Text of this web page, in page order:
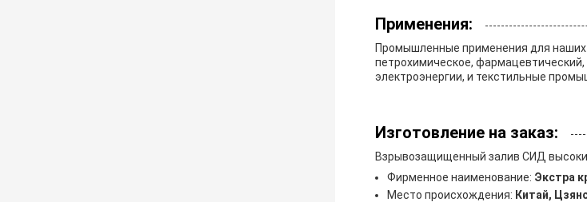
Применения:
Промышленные применения для наших
петрохимическое, фармацевтический,
электроэнергии, и текстильные
Изготовление на заказ:
Взрывозащищенный залив СИД
Фирменное наименование: Экстра
Место происхождения: Китай,